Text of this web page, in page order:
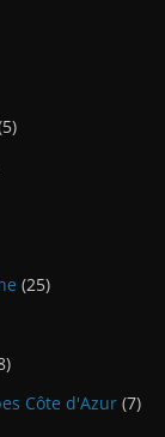
(25)
Côte d'Azur (7)